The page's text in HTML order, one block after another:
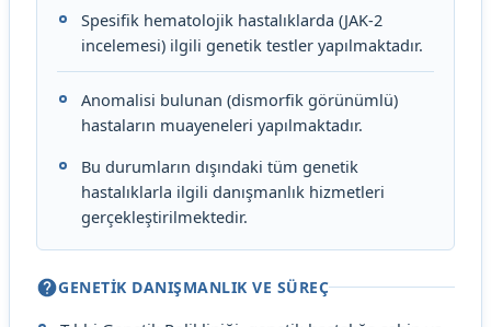
Spesifik hematolojik hastalıklarda (JAK-2
incelemesi) ilgili genetik testler yapılmaktadır.
Anomalisi bulunan (dismorfik görünümlü)
hastaların muayeneleri yapılmaktadır.
Bu durumların dışındaki tüm genetik
hastalıklarla ilgili danışmanlık hizmetleri
gerçekleştirilmektedir.
GENETİK DANIŞMANLIK VE SÜREÇ